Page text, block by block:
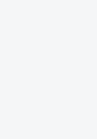
Quelles
cryptomonnaies,
avis des
Basée à Vienne, en
d’une équipe de
nationalités, ainsi
dans 8 villes en
Cracovie, Londres,
récemment
recherche et de